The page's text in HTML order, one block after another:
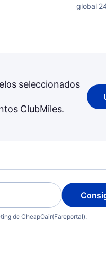
global
seleccionados
ClubMiles.
de CheapOair(Fareportal).